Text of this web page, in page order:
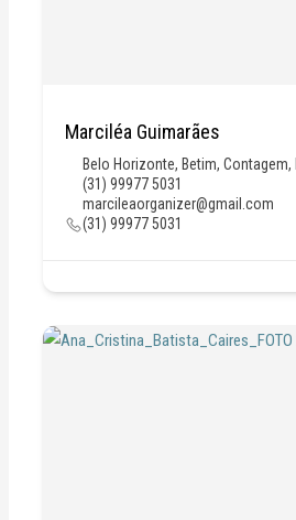
Marciléa Guimarães
Belo Horizonte, Betim, Contagem,
(31) 99977 5031
marcileaorganizer@gmail.com
(31) 99977 5031